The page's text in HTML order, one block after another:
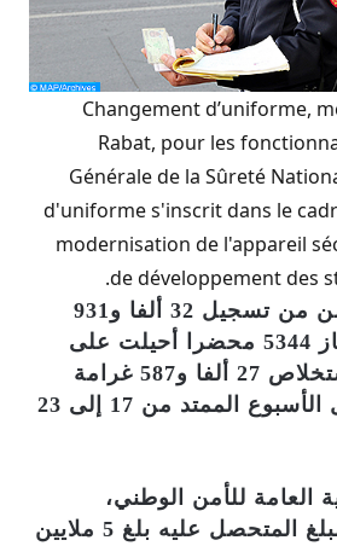
Changement d’uniforme,
Rabat, pour les
Générale de la Sûreté
d'uniforme s'inscrit dans le
modernisation de l'appareil
de développement des
تمكنت مصالح الأمن من تسجيل 32 ألفا و931
مخالفة سير، وإنجاز 5344 محضرا أحيلت على
النيابة العامة، واستخلاص 27 ألفا و587 غرامة
صلحية، وذلك خلال الأسبوع الممتد من 17 إلى 23
العامة للأمن الوطني،
الثلاثاء، إلى أن المبلغ المتحصل عليه بلغ 5 ملايين